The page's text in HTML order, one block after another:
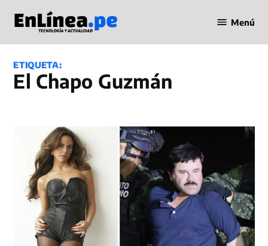
contenido
en Línea
Menú
ETIQUETA:
el Chapo Guzmán